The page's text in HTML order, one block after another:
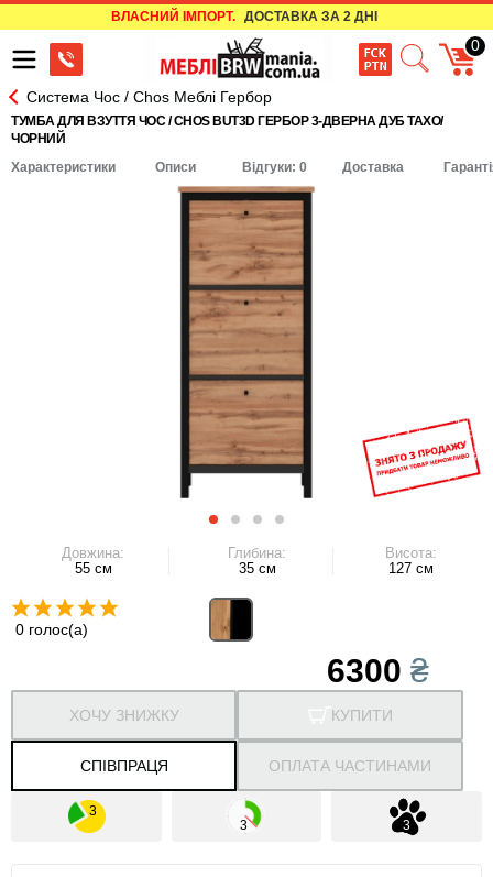
ВЛАСНИЙ ІМПОРТ. ДОСТАВКА ЗА 2 ДНІ
0
Система Чос / Chos Меблі Гербор
ТУМБА ДЛЯ ВЗУТТЯ ЧОС / CHOS BUT3D ГЕРБОР 3-ДВЕРНА ДУБ ТАХО/
ЧОРНИЙ
Характеристики
Описи Відгуки: 0 Доставка
Довжина:
55 см
Глибина:
35 см
Висота:
127 см
0 голос(а)
6300₴
КУПИТИ
СПІВПРАЦЯ
ХОЧУ ЗНИЖКУ
ОПЛАТА ЧАСТИНАМИ